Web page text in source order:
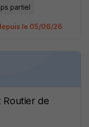
partiel
le 05/06/26
de